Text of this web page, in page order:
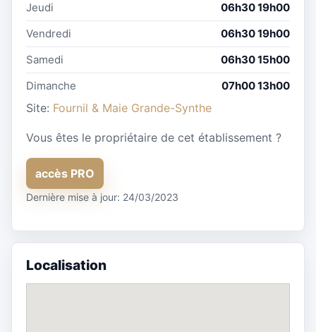
Jeudi
06h30 19h00
Vendredi
06h30 19h00
Samedi
06h30 15h00
Dimanche
07h00 13h00
Site: Fournil & Maie Grande-Synthe
Vous êtes le propriétaire de cet établissement ?
accès PRO
Dernière mise à jour: 24/03/2023
Localisation